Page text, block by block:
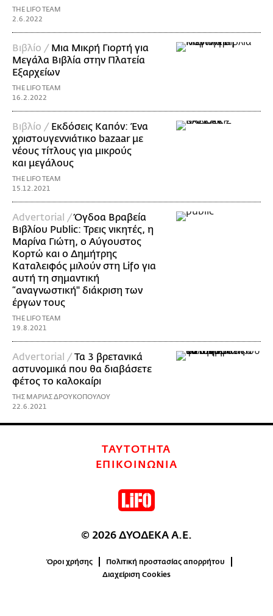
THE LIFO TEAM
2.6.2022
Βιβλίο / Μια Μικρή Γιορτή για
Μεγάλα Βιβλία στην Πλατεία
Εξαρχείων
THE LIFO TEAM
16.2.2022
Βιβλίο / Εκδόσεις Καπόν: Ένα
χριστουγεννιάτικο bazaar με
νέους τίτλους για μικρούς
και μεγάλους
THE LIFO TEAM
15.12.2021
Advertorial /Όγδοα Bραβεία
Βιβλίου Public: Τρεις νικητές, η
Μαρίνα Γιώτη, ο Αύγουστος
Κορτώ και ο Δημήτρης
Καταλειφός μιλούν στη Lifo για
αυτή τη σημαντική
“αναγνωστική" διάκριση των
έργων τους
THE LIFO TEAM
19.8.2021
Advertorial /Τα 3 βρετανικά
αστυνομικά που θα διαβάσετε
φέτος το καλοκαίρι
ΤΗΣ ΜΑΡΙΑΣ ΔΡΟΥΚΟΠΟΥΛΟΥ
22.6.2021
ΤΑΥΤΟΤΗΤΑ
ΕΠΙΚΟΙΝΩΝΙΑ
© 2026 ΔΥΟΔΕΚΑ Α.Ε.
Όροι χρήσης
Πολιτική προστασίας απορρήτου
Διαχείριση Cookies